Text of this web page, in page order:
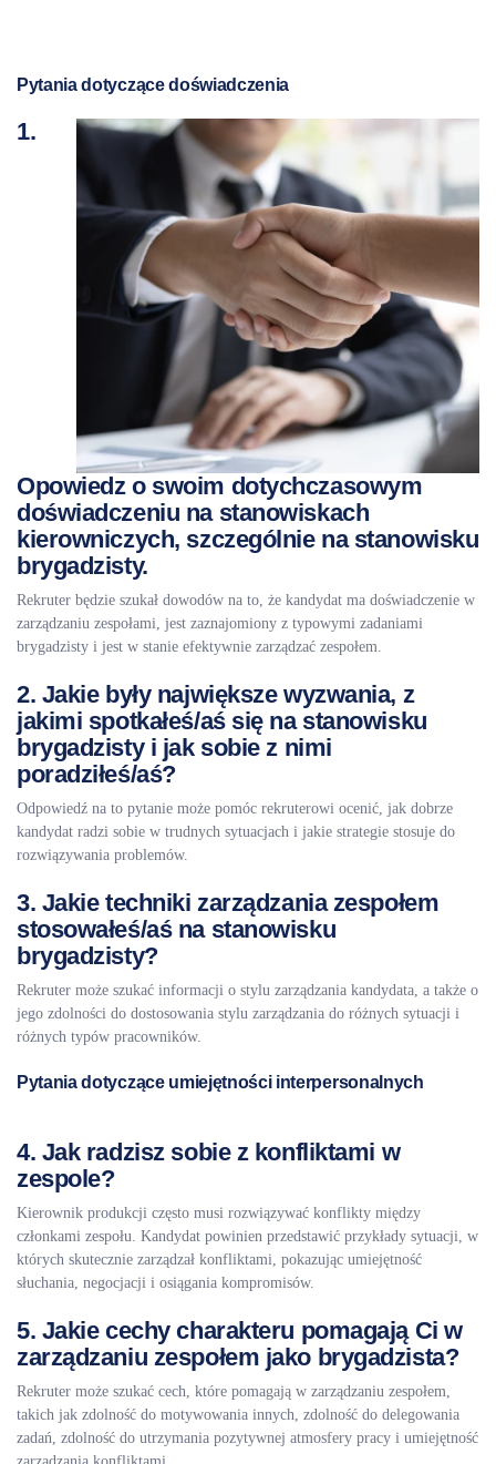
Pytania dotyczące doświadczenia
1.
Opowiedz o swoim dotychczasowym
doświadczeniu na stanowiskach
kierowniczych, szczególnie na stanowisku
brygadzisty.
Rekruter będzie szukał dowodów na to, że kandydat ma doświadczenie w
zarządzaniu zespołami, jest zaznajomiony z typowymi zadaniami
brygadzisty i jest w stanie efektywnie zarządzać zespołem.
2. Jakie były największe wyzwania, z
jakimi spotkałeś/aś się na stanowisku
brygadzisty i jak sobie z nimi
poradziłeś/aś?
Odpowiedź na to pytanie może pomóc rekruterowi ocenić, jak dobrze
kandydat radzi sobie w trudnych sytuacjach i jakie strategie stosuje do
rozwiązywania problemów.
3. Jakie techniki zarządzania zespołem
stosowałeś/aś na stanowisku
brygadzisty?
Rekruter może szukać informacji o stylu zarządzania kandydata, a także o
jego zdolności do dostosowania stylu zarządzania do różnych sytuacji i
różnych typów pracowników.
Pytania dotyczące umiejętności interpersonalnych
4. Jak radzisz sobie z konfliktami w
zespole?
Kierownik produkcji często musi rozwiązywać konflikty między
członkami zespołu. Kandydat powinien przedstawić przykłady sytuacji, w
których skutecznie zarządzał konfliktami, pokazując umiejętność
słuchania, negocjacji i osiągania kompromisów.
5. Jakie cechy charakteru pomagają Ci w
zarządzaniu zespołem jako brygadzista?
Rekruter może szukać cech, które pomagają w zarządzaniu zespołem,
takich jak zdolność do motywowania innych, zdolność do delegowania
zadań, zdolność do utrzymania pozytywnej atmosfery pracy i umiejętność